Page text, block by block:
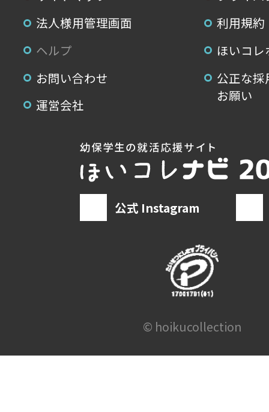
法人様用管理画面
利用規約
ヘルプ
ほいコ
お問い合わせ
公正な
お願い
運営会社
公式 Instagram
© hoikucollection